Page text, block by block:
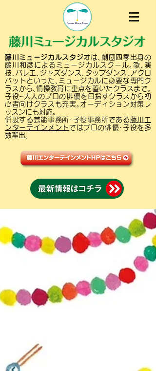
藤川ミュージカルスタジオは､劇団四季出身の
藤川和彦によるミュージカルスクール｡歌､演
技､バレエ､ジャズダンス､タップダンス､アクロ
バットといった､ミュージカルに必要な専門ク
ラスから､情操教育に重点を置いたクラスまで｡
子役~大人のプロの俳優を目指すクラスから初
心者向けクラスも充実｡オーディション対策レ
ッスンにも対応｡
併設する芸能事務所･子役事務所である 藤川エ
ンターテインメント ではプロの俳優･子役を多
数輩出｡